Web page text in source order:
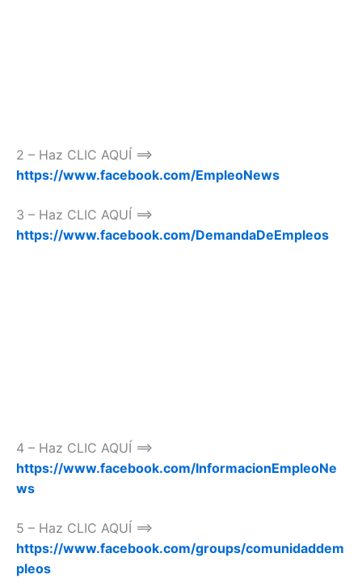
2 – Haz CLIC AQUÍ ==>
https://www.facebook.com/EmpleoNews
3 – Haz CLIC AQUÍ ==>
https://www.facebook.com/DemandaDeEmpleos
4 – Haz CLIC AQUÍ ==>
https://www.facebook.com/InformacionEmpleoNe
ws
5 – Haz CLIC AQUÍ ==>
https://www.facebook.com/groups/comunidaddem
pleos